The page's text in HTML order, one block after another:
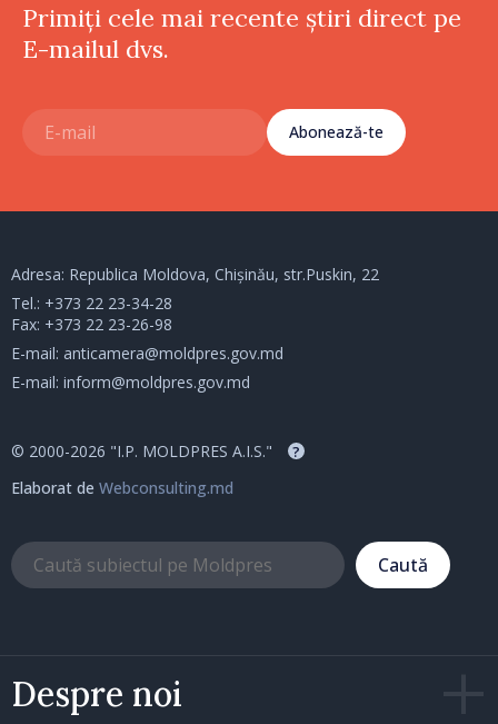
Primiți cele mai recente știri direct pe
E-mailul dvs.
Abonează-te
Despre noi
Adresa: Republica Moldova, Chișinău, str.Puskin, 22
Tel.: +373 22 23-34-28
Fax: +373 22 23-26-98
E-mail: anticamera@moldpres.gov.md
E-mail: inform@moldpres.gov.md
© 2000-2026 "I.P. MOLDPRES A.I.S." ?
Elaborat de Webconsulting.md
Caută